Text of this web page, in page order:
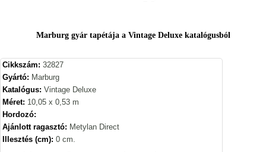
Marburg gyár tapétája a Vintage Deluxe katalógusból
Cikkszám: 32827
Gyártó: Marburg
Katalógus: Vintage Deluxe
Méret: 10,05 x 0,53 m
Hordozó:
Ajánlott ragasztó: Metylan Direct
Illesztés (cm): 0 cm.